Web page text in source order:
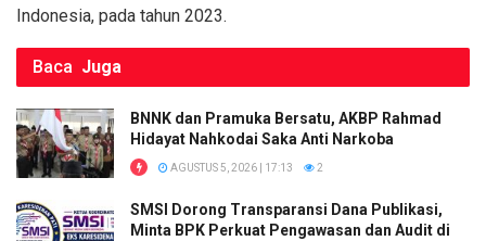
Indonesia, pada tahun 2023.
Baca Juga
BNNK dan Pramuka Bersatu, AKBP Rahmad
Hidayat Nahkodai Saka Anti Narkoba
AGUSTUS 5, 2026 | 17:13 2
SMSI Dorong Transparansi Dana Publikasi,
Minta BPK Perkuat Pengawasan dan Audit di